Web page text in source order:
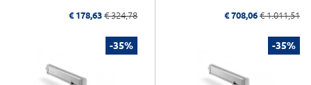
€ 178,63 € 324,78 € 708,06 € 1.011,51
-35% -35%